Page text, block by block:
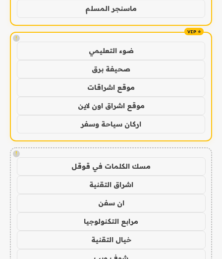
ماسنجر المسلم
!
ضوء التعليمي
صحيفة برق
موقع اشراقات
موقع اشراق اون لاين
اركان سياحة وسفر
!
مسك الكلمات في قوقل
اشراق التقنية
ان سفن
مرابع التكنولوجيا
خيال التقنية